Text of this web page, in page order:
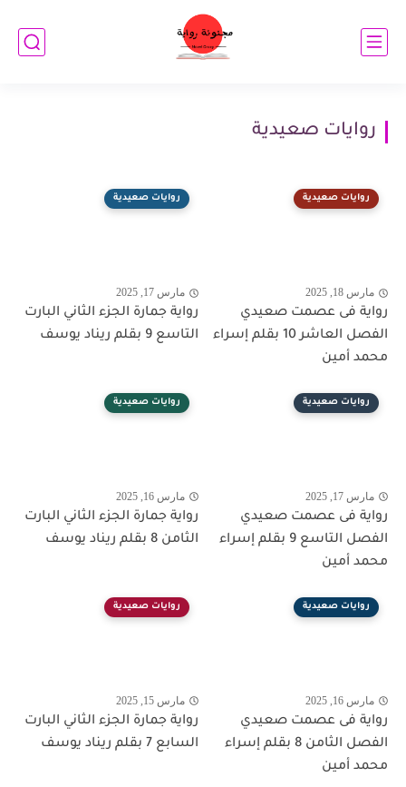
روايات صعيدية
روايات صعيدية
مارس 18, 2025
رواية فى عصمت صعيدي
الفصل العاشر 10 بقلم إسراء
محمد أمين
روايات صعيدية
مارس 17, 2025
رواية جمارة الجزء الثاني البارت
التاسع 9 بقلم ريناد يوسف
روايات صعيدية
مارس 17, 2025
رواية فى عصمت صعيدي
الفصل التاسع 9 بقلم إسراء
محمد أمين
روايات صعيدية
مارس 16, 2025
رواية جمارة الجزء الثاني البارت
الثامن 8 بقلم ريناد يوسف
روايات صعيدية
مارس 16, 2025
رواية فى عصمت صعيدي
الفصل الثامن 8 بقلم إسراء
محمد أمين
روايات صعيدية
مارس 15, 2025
رواية جمارة الجزء الثاني البارت
السابع 7 بقلم ريناد يوسف